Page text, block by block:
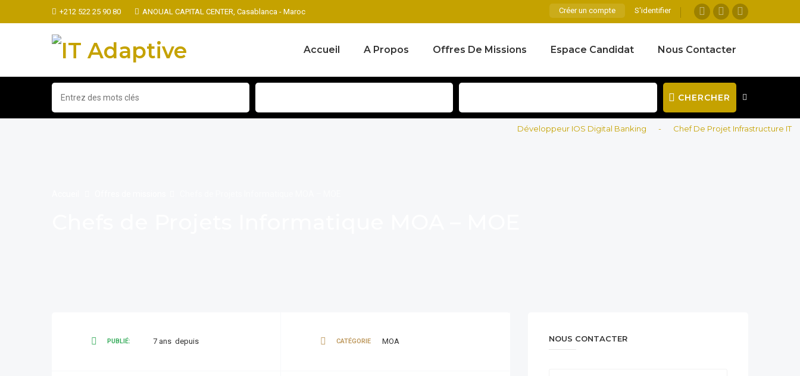
+212 522 25 90 80 ANOUAL CAPITAL CENTER, Casablanca - Maroc Créer un compte S'identifier
Accueil A Propos Offres De Missions Espace Candidat Nous Contacter
CHERCHER
Développeur IOS Digital Banking - Chef De Projet Infrastructure IT -
PUBLIÉ: 7 ans depuis CATÉGORIE MOA NOUS CONTACTER